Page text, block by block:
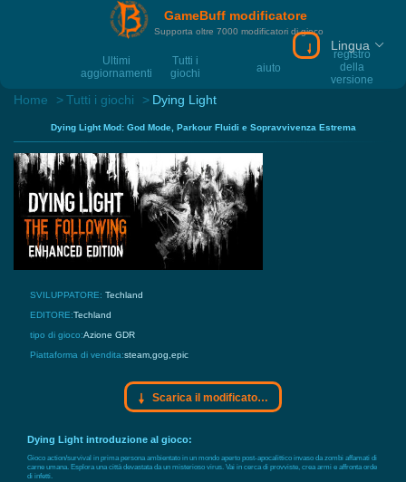
GameBuff modificatore
Supporta oltre 7000 modificatori di gioco
Ultimi
aggiornamenti
Tutti i
giochi
aiuto
registro
della
versione
Scarica il
Lingua
Home Tutti i giochi Dying Light
Dying Light Mod: God Mode, Parkour Fluidi e Sopravvivenza Estrema
SVILUPPATORE: Techland
EDITORE:Techland
tipo di gioco:Azione GDR
Piattaforma di vendita:steam,gog,epic
Scarica il modificatore Gamebuff
Dying Light introduzione al gioco:
Gioco action/survival in prima persona ambientato in un mondo aperto post-apocalittico invaso da zombi affamati di
carne umana. Esplora una città devastata da un misterioso virus. Vai in cerca di provviste, crea armi e affronta orde
di infetti.